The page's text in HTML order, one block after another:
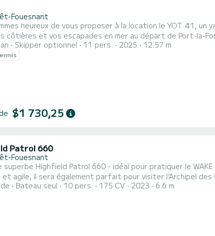
Fouesnant
heureux de vous proposer à la location le YOT 41,
et vos escapades en mer au départ de Port-la-Forêt, en Bretagne sud. Ce
performance et confort absolu. Avec ses vastes
tout confort et son immense cockpit, le YOT 41 est parfait
Skipper optionnel 11 pers. 2025 12.57 m
$1 730,25
Patrol 660
Fouesnant
superbe Highfield Patrol 660 - idéal pour pratiquer le WAKE
il sera également parfait pour visiter l'Archipel des Glénan en famille ! Si les dates
disponibles, n'hésitez pas à nous contacter afin que nous
Bateau seul 10 pers. 175 CV 2023 6.6 m